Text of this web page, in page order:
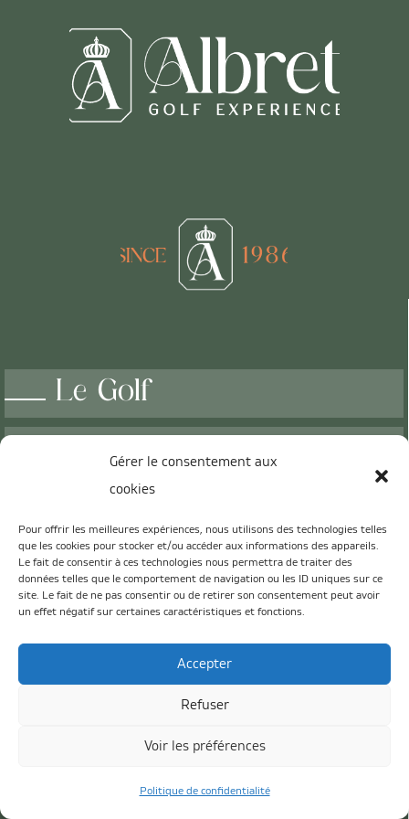
Gérer le consentement aux
cookies
Pour offrir les meilleures expériences, nous utilisons des technologies telles
que les cookies pour stocker et/ou accéder aux informations des appareils.
Le fait de consentir à ces technologies nous permettra de traiter des
données telles que le comportement de navigation ou les ID uniques sur ce
site. Le fait de ne pas consentir ou de retirer son consentement peut avoir
un effet négatif sur certaines caractéristiques et fonctions.
Accepter
Refuser
Voir les préférences
Politique de confidentialité
Le Golf
Restaurant le 19
L’hébergement
Les offres du moment